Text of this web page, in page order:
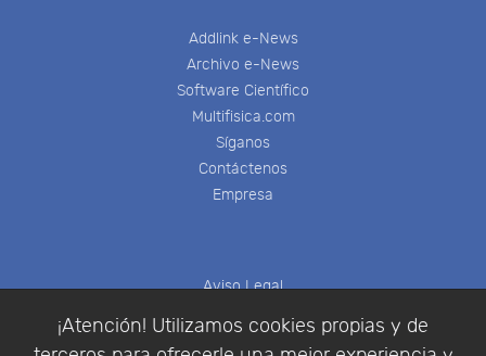
¡Atención! Utilizamos cookies propias y de
Addlink e-News
Archivo e-News
Software Científico
Multifisica.com
Síganos
Contáctenos
Empresa
Aviso Legal
Política de Privacidad